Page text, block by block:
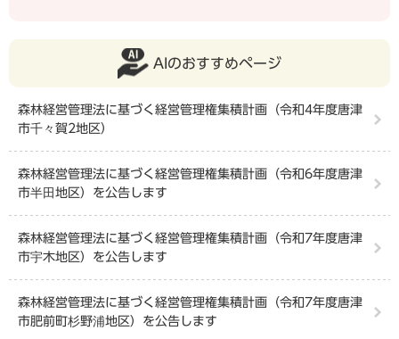
AIのおすすめページ
森林経営管理法に基づく経営管理権集積計画（令和4年度唐津
市千々賀2地区）
森林経営管理法に基づく経営管理権集積計画（令和6年度唐津
市半田地区）を公告します
森林経営管理法に基づく経営管理権集積計画（令和7年度唐津
市宇木地区）を公告します
森林経営管理法に基づく経営管理権集積計画（令和7年度唐津
市肥前町杉野浦地区）を公告します